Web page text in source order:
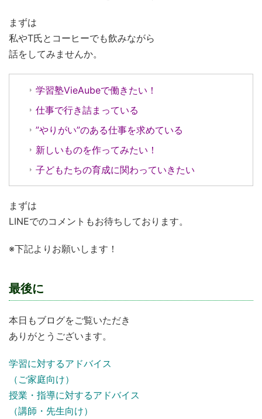
まずは
私やT氏とコーヒーでも飲みながら
話をしてみませんか。
学習塾VieAubeで働きたい！
仕事で行き詰まっている
”やりがい”のある仕事を求めている
新しいものを作ってみたい！
子どもたちの育成に関わっていきたい
まずは
LINEでのコメントもお待ちしております。
※下記よりお願いします！
最後に
本日もブログをご覧いただき
ありがとうございます。
学習に対するアドバイス
（ご家庭向け）
授業・指導に対するアドバイス
（講師・先生向け）